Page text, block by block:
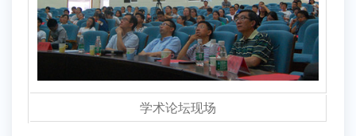
学术论坛现场